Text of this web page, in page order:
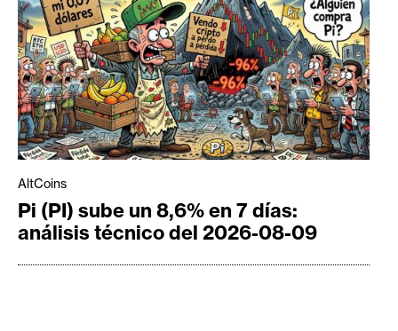
AltCoins
Pi (PI) sube un 8,6% en 7 días:
análisis técnico del 2026-08-09